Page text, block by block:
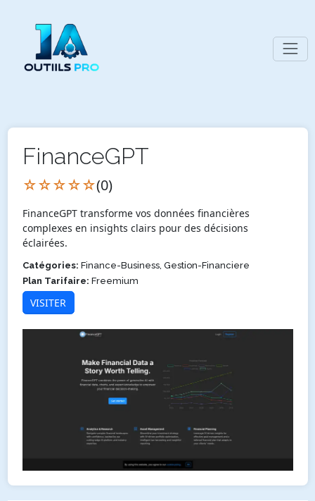
FinanceGPT
☆☆☆☆☆(0)
FinanceGPT transforme vos données financières
complexes en insights clairs pour des décisions
éclairées.
Catégories: Finance-Business, Gestion-Financiere
Plan Tarifaire: Freemium
VISITER